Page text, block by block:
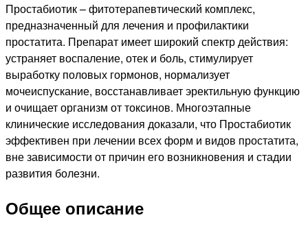
Простабиотик – фитотерапевтический комплекс,
предназначенный для лечения и профилактики
простатита. Препарат имеет широкий спектр действия:
устраняет воспаление, отек и боль, стимулирует
выработку половых гормонов, нормализует
мочеиспускание, восстанавливает эректильную функцию
и очищает организм от токсинов. Многоэтапные
клинические исследования доказали, что Простабиотик
эффективен при лечении всех форм и видов простатита,
вне зависимости от причин его возникновения и стадии
развития болезни.
Общее описание